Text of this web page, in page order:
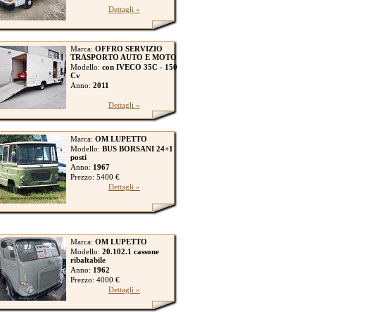
Dettagli »
Marca: OFFRO SERVIZIO
TRASPORTO AUTO E MOTO
Modello: con IVECO 35C - 150
Cv
Anno: 2011
Dettagli »
Marca: OM LUPETTO
Modello: BUS BORSANI 24+1
posti
Anno: 1967
Prezzo: 5400 €
Dettagli »
Marca: OM LUPETTO
Modello: 20.102.1 cassone
ribaltabile
Anno: 1962
Prezzo: 4000 €
Dettagli »